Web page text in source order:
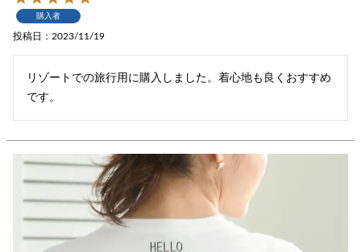
購入者
投稿日 2023/11/19
リゾートでの旅行用に購入しました。着心地も良くおすすめ
です。